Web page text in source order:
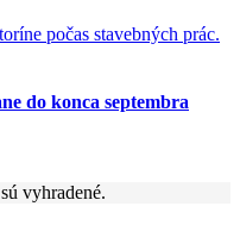
do konca septembra
vyhradené.